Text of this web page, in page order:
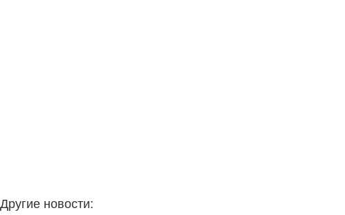
Другие новости: